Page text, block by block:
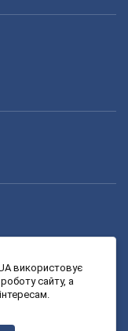
використовує
сайту, а